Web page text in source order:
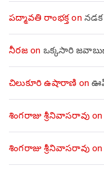
పద్మావతి రాంభక్తon
నీరజon ఒక్కసారి
చిలుకూరి ఉషారాణి on
శింగరాజు శ్రీనివాసరావుon
శింగరాజు శ్రీనివాసరావుon